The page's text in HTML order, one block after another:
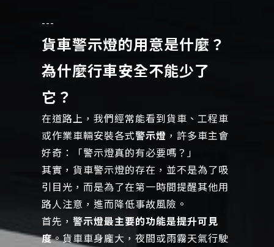
---
貨車警示燈的用意是什麼？
為什麼行車安全不能少了
它？
在道路上，我們經常能看到貨車、工程車
或作業車輛安裝各式警示燈 ，許多車主會
好奇：「警示燈真的有必要嗎？」
其實，貨車警示燈的存在，並不是為了吸
引目光，而是為了在第一時間提醒其他用
路人注意，進而降低事故風險。
首先，警示燈最主要的功能是提升可見
度。貨車車身龐大，夜間或雨霧天氣行駛